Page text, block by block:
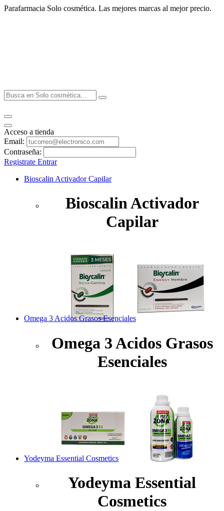
Parafarmacia Solo cosmética. Las mejores marcas al mejor precio.
Acceso a tienda
Email:
Contraseña:
Registrate Entrar
Bioscalin Activador Capilar
Bioscalin Activador
Capilar
Omega 3 Acidos Grasos Esenciales
Omega 3 Acidos Grasos
Esenciales
Yodeyma Essential Cosmetics
Yodeyma Essential
Cosmetics